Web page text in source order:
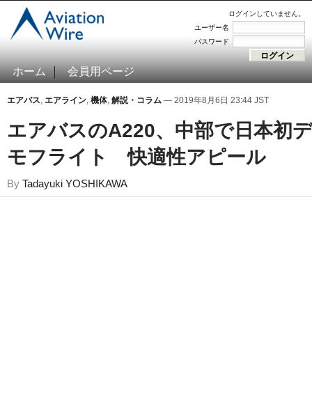
ログインしていません。
ユーザー名
パスワード
ホーム 会員用ページ
エアバス, エアライン, 機体, 解説・コラム — 2019年8月6日 23:44 JST
エアバスのA220、中部で日本初デ
モフライト 快適性アピール
By Tadayuki YOSHIKAWA